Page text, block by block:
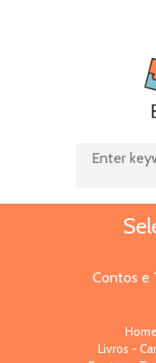
Contos e
Home
Livros -